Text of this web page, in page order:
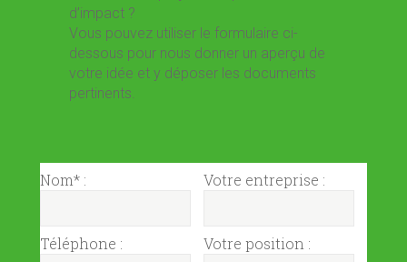
d’impact ?
Vous pouvez utiliser le formulaire ci-
dessous pour nous donner un aperçu de
votre idée et y déposer les documents
pertinents.
Nom* :
Téléphone :
Votre entreprise :
Votre position :